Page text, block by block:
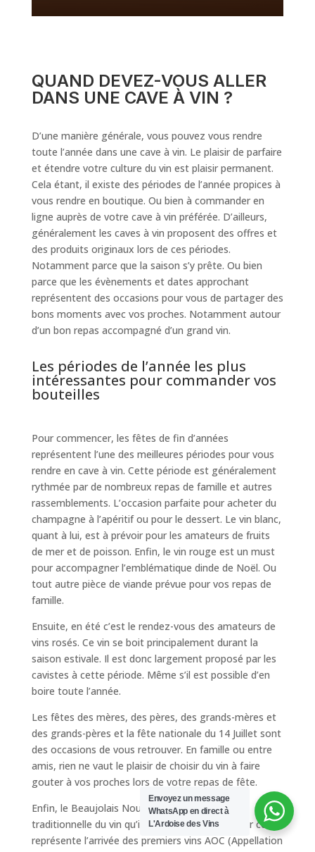
QUAND DEVEZ-VOUS ALLER
DANS UNE CAVE À VIN ?
D’une manière générale, vous pouvez vous rendre
toute l’année dans une cave à vin. Le plaisir de parfaire
et étendre votre culture du vin est plaisir permanent.
Cela étant, il existe des périodes de l’année propices à
vous rendre en boutique. Ou bien à commander en
ligne auprès de votre cave à vin préférée. D’ailleurs,
généralement les caves à vin proposent des offres et
des produits originaux lors de ces périodes.
Notamment parce que la saison s’y prête. Ou bien
parce que les évènements et dates approchant
représentent des occasions pour vous de partager des
bons moments avec vos proches. Notamment autour
d’un bon repas accompagné d’un grand vin.
Les périodes de l’année les plus
intéressantes pour commander vos
bouteilles
Pour commencer, les fêtes de fin d’années
représentent l’une des meilleures périodes pour vous
rendre en cave à vin. Cette période est généralement
rythmée par de nombreux repas de famille et autres
rassemblements. L’occasion parfaite pour acheter du
champagne à l’apéritif ou pour le dessert. Le vin blanc,
quant à lui, est à prévoir pour les amateurs de fruits
de mer et de poisson. Enfin, le vin rouge est un must
pour accompagner l’emblématique dinde de Noël. Ou
tout autre pièce de viande prévue pour vos repas de
famille.
Ensuite, en été c’est le rendez-vous des amateurs de
vins rosés. Ce vin se boit principalement durant la
saison estivale. Il est donc largement proposé par les
cavistes à cette période. Même s’il est possible d’en
boire toute l’année.
Les fêtes des mères, des pères, des grands-mères et
des grands-pères et la fête nationale du 14 Juillet sont
des occasions de vous retrouver. En famille ou entre
amis, rien ne vaut le plaisir de choisir du vin à faire
gouter à vos proches lors de votre repas de fête.
Enfin, le Beaujolais Nouveau est une fête
traditionnelle du vin qu’il est bon d’honnorer. Car cela
représente l’arrivée des premiers vins AOC (Appellation
Envoyez un message
WhatsApp en direct à
L'Ardoise des Vins